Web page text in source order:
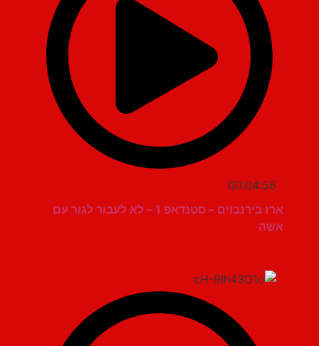
00:04:56
ארז בירנבוים – סטנדאפ 1 – לא לעבור לגור עם